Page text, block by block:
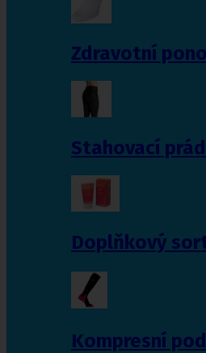
Zdravotní
Stahovací
Doplňkový
Kompresní